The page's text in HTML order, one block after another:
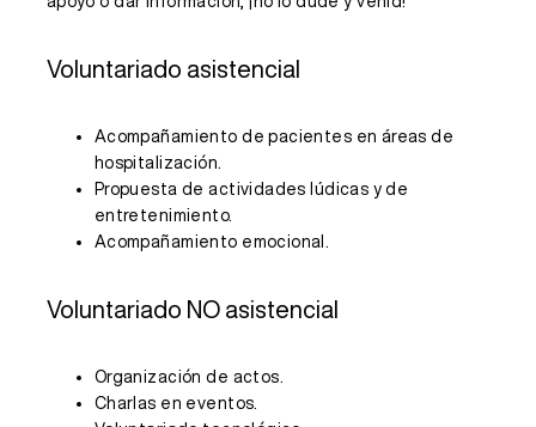
Voluntariado asistencial
Acompañamiento de pacientes en áreas de
hospitalización.
Propuesta de actividades lúdicas y de
entretenimiento.
Acompañamiento emocional.
Voluntariado NO asistencial
Organización de actos.
Charlas en eventos.